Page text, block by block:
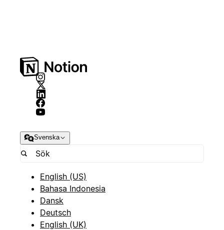
Svenska
English (US)
Bahasa Indonesia
Dansk
Deutsch
English (UK)